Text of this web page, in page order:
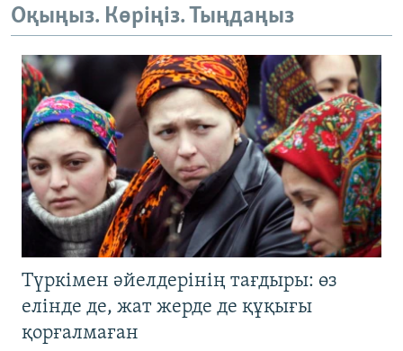
Оқыңыз. Көріңіз. Тыңдаңыз
Түркімен әйелдерінің тағдыры: өз
елінде де, жат жерде де құқығы
қорғалмаған